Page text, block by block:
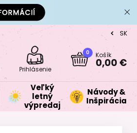
CZ
SK
Prihlásenie
0 Košík
0,00 €
Veľký
letný
výpredaj
Návody &
Inšpirácia